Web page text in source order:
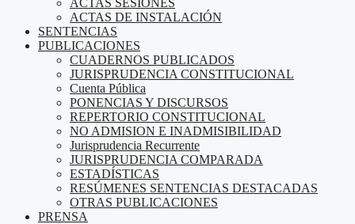
ACTAS SESIONES
ACTAS DE INSTALACIÓN
SENTENCIAS
PUBLICACIONES
CUADERNOS PUBLICADOS
JURISPRUDENCIA CONSTITUCIONAL
Cuenta Pública
PONENCIAS Y DISCURSOS
REPERTORIO CONSTITUCIONAL
NO ADMISION E INADMISIBILIDAD
Jurisprudencia Recurrente
JURISPRUDENCIA COMPARADA
ESTADÍSTICAS
RESÚMENES SENTENCIAS DESTACADAS
OTRAS PUBLICACIONES
PRENSA